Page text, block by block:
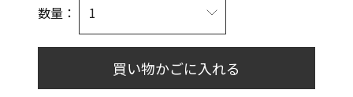
数量：
買い物かごに入れる